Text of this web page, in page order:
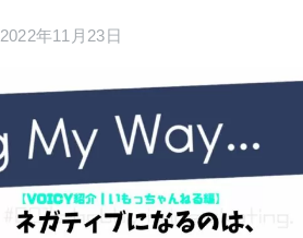
2022年11月23日